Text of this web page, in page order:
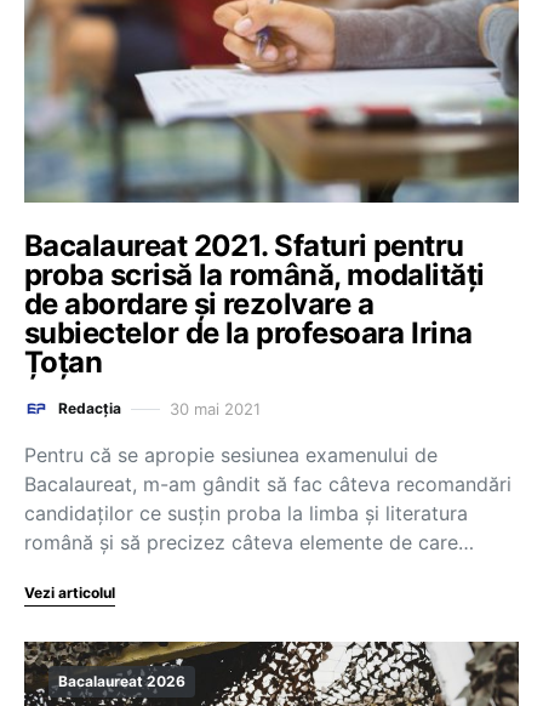
Bacalaureat 2021. Sfaturi pentru
proba scrisă la română, modalități
de abordare și rezolvare a
subiectelor de la profesoara Irina
Țoțan
Redacția 30 mai 2021
Pentru că se apropie sesiunea examenului de
Bacalaureat, m-am gândit să fac câteva recomandări
candidaților ce susțin proba la limba și literatura
română și să precizez câteva elemente de care…
Vezi articolul
Bacalaureat 2026